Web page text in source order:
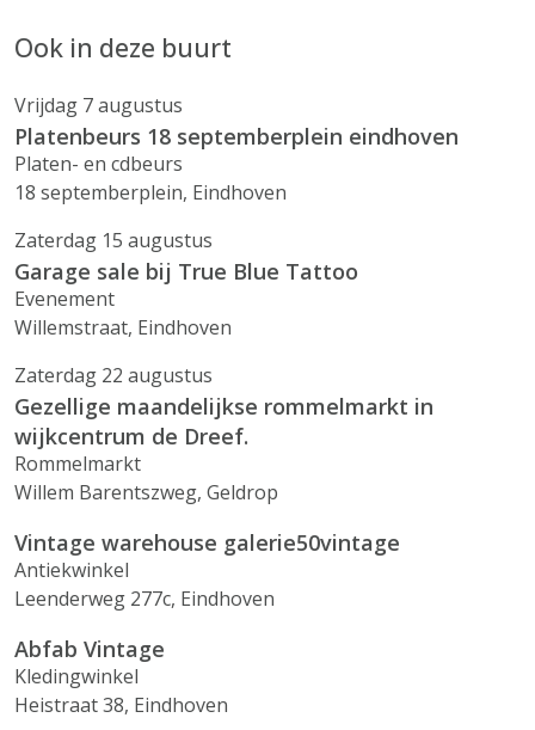
Ook in deze buurt
Vrijdag 7 augustus
Platenbeurs 18 septemberplein eindhoven
Platen- en cdbeurs
18 septemberplein, Eindhoven
Zaterdag 15 augustus
Garage sale bij True Blue Tattoo
Evenement
Willemstraat, Eindhoven
Zaterdag 22 augustus
Gezellige maandelijkse rommelmarkt in
wijkcentrum de Dreef.
Rommelmarkt
Willem Barentszweg, Geldrop
Vintage warehouse galerie50vintage
Antiekwinkel
Leenderweg 277c, Eindhoven
Abfab Vintage
Kledingwinkel
Heistraat 38, Eindhoven